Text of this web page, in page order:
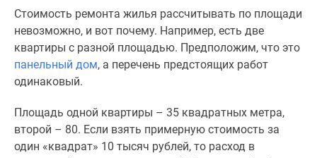
карте
Ипотечный
калькулятор
Семейная
Военная
ипотека
Банки
Стоимость ремонта жилья рассчитывать по площади
невозможно, и вот почему. Например, есть две
квартиры с разной площадью. Предположим, что это
панельный дом, а перечень предстоящих работ
одинаковый.
Площадь одной квартиры – 35 квадратных метра,
второй – 80. Если взять примерную стоимость за
один «квадрат» 10 тысяч рублей, то расход в